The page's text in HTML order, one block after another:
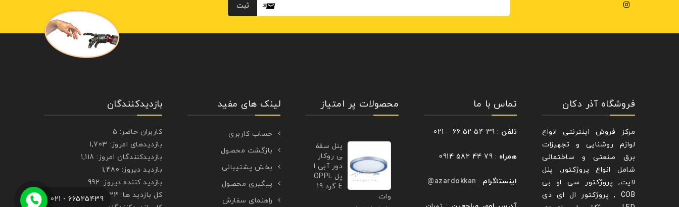
فروشگاه آذر دکان
مرکز فروش اینترنتی انواع
لوازم روشنایی و تجهیزات
برق صنعتی و ساختمانی
شامل انواع پروژکتور, پنل
لایت, پروژکتور سی او بی
COB , پروژکتور ال ای دی
تماس با ما
تلفن : 39 54 52 66 – 021
همراه : 79 44 582 0914
اینستاگرام :
azardokkan@
محصولات پر امتیاز
پنل سقف
ی روکار
دور آبی ا
پل OPPL
E گرد 19
وات
لینک های مفید
حساب کاربری
بازگشت محصول
بخش پشتیبانی
پیگیری محصول
راهنمای سفارش
بازدیدکنندگان
کاربران حاضر: 5
بازدیدهای امروز: 1,703
بازدیدکنندگان امروز: 1,118
بازدید دیروز: 1,480
بازدید کننده دیروز: 992
کل بازدید ها: 272,333
66525439 - 021